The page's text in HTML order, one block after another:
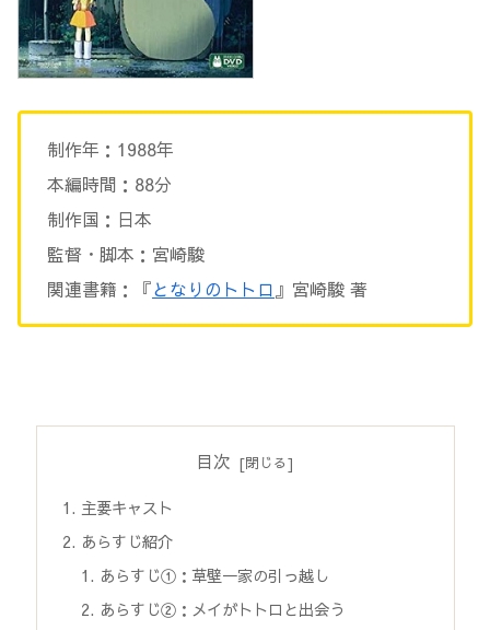
制作年：1988年
本編時間：88分
制作国：日本
監督・脚本：宮崎駿
関連書籍：『となりのトトロ 』宮崎駿 著
目次
主要キャスト
あらすじ紹介
あらすじ①：草壁一家の引っ越し
あらすじ②：メイがトトロと出会う